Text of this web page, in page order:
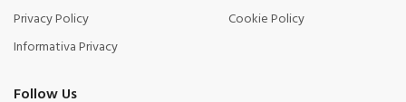
Privacy Policy
Cookie Policy
Informativa Privacy
Follow Us